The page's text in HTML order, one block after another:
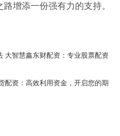
增添一份强有力的支持。
大智慧鑫东财配资：专业股票配资
配资：高效利用资金，开启您的期